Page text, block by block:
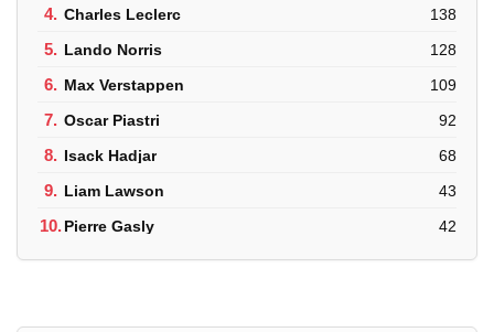
4. Charles Leclerc 138
5. Lando Norris 128
6. Max Verstappen 109
7. Oscar Piastri 92
8. Isack Hadjar 68
9. Liam Lawson 43
10.Pierre Gasly 42